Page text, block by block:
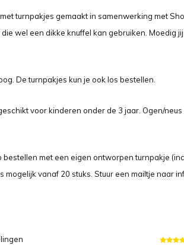
turnpakjes gemaakt in samenwerking met
wel een dikke knuffel kan gebruiken. Moedig
De turnpakjes kun je ook los bestellen.
voor kinderen onder de 3 jaar. Ogen/
met een eigen ontworpen turnpakje
vanaf 20 stuks. Stuur een mailtje naar